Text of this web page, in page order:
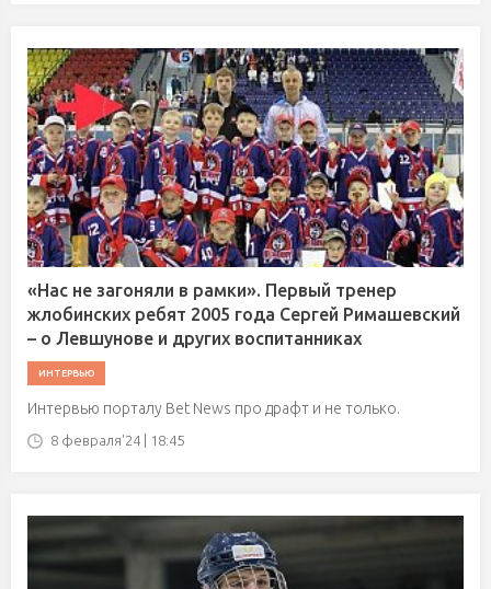
«Нас не загоняли в рамки». Первый тренер
жлобинских ребят 2005 года Сергей Римашевский
– о Левшунове и других воспитанниках
ИНТЕРВЬЮ
Интервью порталу Bet News про драфт и не только.
8 февраля'24 | 18:45